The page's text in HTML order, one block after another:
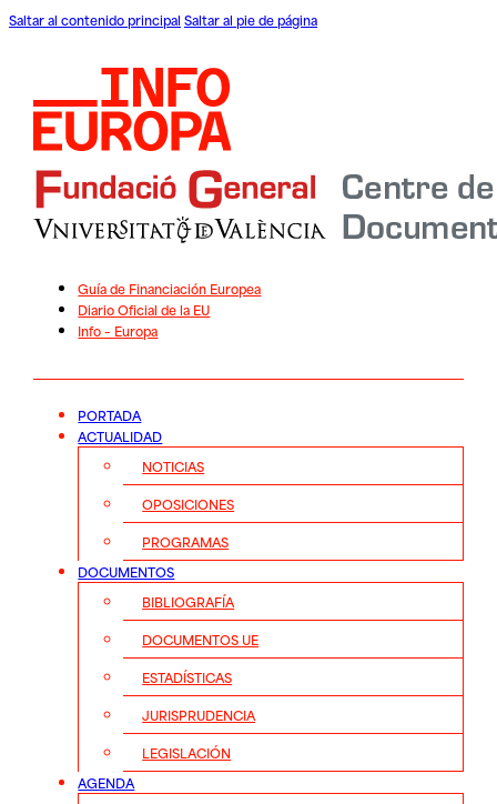
Saltar al contenido principal Saltar al pie de página
Guía de Financiación Europea
Diario Oficial de la EU
Info – Europa
PORTADA
ACTUALIDAD
NOTICIAS
OPOSICIONES
PROGRAMAS
DOCUMENTOS
BIBLIOGRAFÍA
DOCUMENTOS UE
ESTADÍSTICAS
JURISPRUDENCIA
LEGISLACIÓN
AGENDA